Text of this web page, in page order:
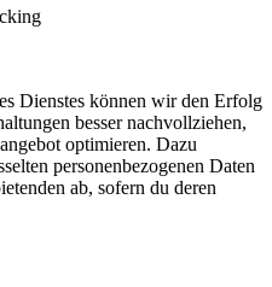
Dienstes können wir den Erfolg
besser nachvollziehen,
optimieren. Dazu
personenbezogenen Daten
ab, sofern du deren